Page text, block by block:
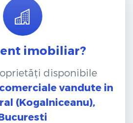
imobiliar?
disponibile
vandute in
(Kogalniceanu),